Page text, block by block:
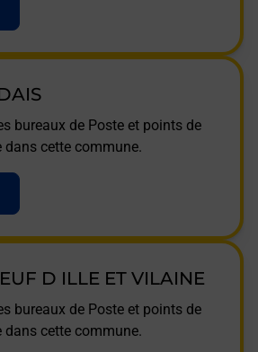
bureaux de Poste et points de
dans cette commune.
D ILLE ET VILAINE
bureaux de Poste et points de
dans cette commune.